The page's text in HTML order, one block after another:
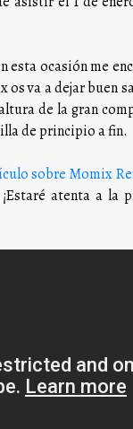
esta ocasión me
va a dejar buen
de la gran
de principio a fin.
sobre Momix
atenta a la